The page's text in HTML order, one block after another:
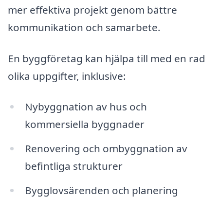
mer effektiva projekt genom bättre
kommunikation och samarbete.
En byggföretag kan hjälpa till med en rad
olika uppgifter, inklusive:
Nybyggnation av hus och
kommersiella byggnader
Renovering och ombyggnation av
befintliga strukturer
Bygglovsärenden och planering